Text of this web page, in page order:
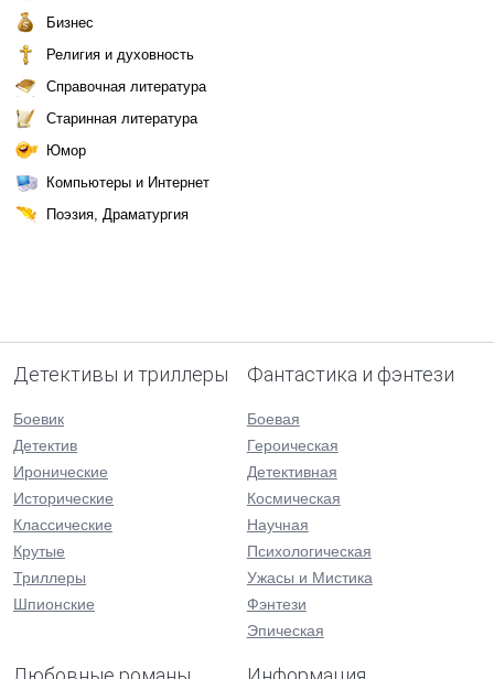
Бизнес
Религия и духовность
Справочная литература
Старинная литература
Юмор
Компьютеры и Интернет
Поэзия, Драматургия
Детективы и триллеры
Боевик
Детектив
Иронические
Исторические
Классические
Крутые
Триллеры
Шпионские
Фантастика и фэнтези
Боевая
Героическая
Детективная
Космическая
Научная
Психологическая
Ужасы и Мистика
Фэнтези
Эпическая